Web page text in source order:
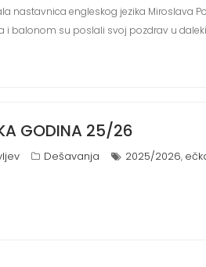
nastavnica engleskog jezika Miroslava
i balonom su poslali svoj pozdrav u
GODINA 25/26
Dešavanja 2025/2026,